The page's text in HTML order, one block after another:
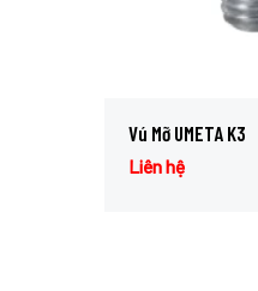
Vú Mỡ UMETA K3
Liên hệ